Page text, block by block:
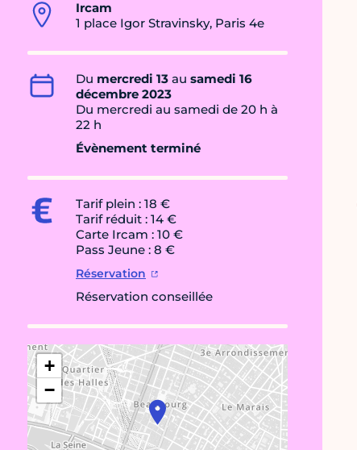
Ircam
1 place Igor Stravinsky, Paris 4e
Du mercredi 13 au samedi 16
décembre 2023
Du mercredi au samedi de 20 h à
22 h
Évènement terminé
Tarif plein : 18 €
Tarif réduit : 14 €
Carte Ircam : 10 €
Pass Jeune : 8 €
Réservation
Réservation conseillée
+
−